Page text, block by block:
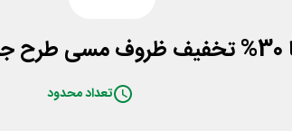
کالا
تعداد محدود